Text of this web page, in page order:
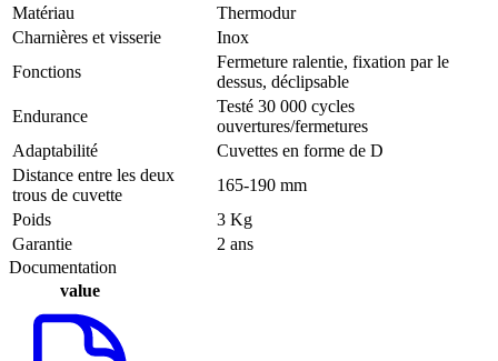
Matériau
Thermodur
Charnières et visserie
Inox
Fonctions
Fermeture ralentie, fixation par le
dessus, déclipsable
Endurance
Testé 30 000 cycles
ouvertures/fermetures
Adaptabilité
Cuvettes en forme de D
Distance entre les deux
trous de cuvette
165-190 mm
Poids
3 Kg
Garantie
2 ans
Documentation
value